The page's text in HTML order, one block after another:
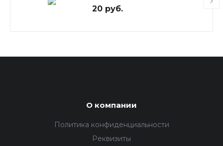
20 руб.
О компании
Политика конфиденциальности
Реквизиты